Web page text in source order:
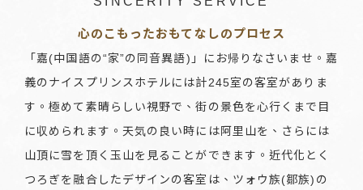
心のこもったおもてなしのプロセス
「嘉(中国語の“家”の同音異語)」にお帰りなさいませ。嘉
義のナイスプリンスホテルには計245室の客室がありま
す。極めて素晴らしい視野で、街の景色を心行くまで目
に収められます。天気の良い時には阿里山を、さらには
山頂に雪を頂く玉山を見ることができます。近代化とく
つろぎを融合したデザインの客室は、ツォウ族(鄒族)の